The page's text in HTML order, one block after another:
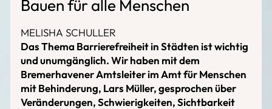
Bauen für alle Menschen
MELISHA SCHULLER
Das Thema Barrierefreiheit in Städten ist wichtig
und unumgänglich. Wir haben mit dem
Bremerhavener Amtsleiter im Amt für Menschen
mit Behinderung, Lars Müller, gesprochen über
Veränderungen, Schwierigkeiten, Sichtbarkeit